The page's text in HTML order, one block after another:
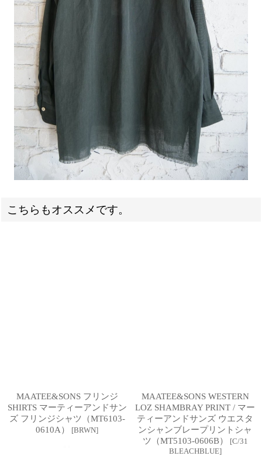
こちらもオススメです。
MAATEE&SONS フリンジ
SHIRTS マーティーアンドサン
ズ フリンジシャツ（MT6103-
0610A）
[BRWN]
MAATEE&SONS WESTERN
LOZ SHAMBRAY PRINT / マー
ティーアンドサンズ ウエスタ
ンシャンブレープリントシャ
ツ（MT5103-0606B）
[C/31
BLEACHBLUE]